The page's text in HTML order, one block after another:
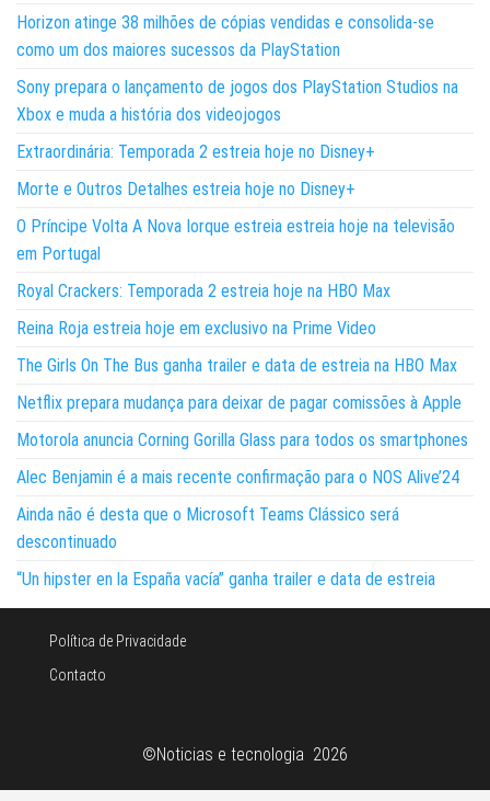
Horizon atinge 38 milhões de cópias vendidas e consolida-se
como um dos maiores sucessos da PlayStation
Sony prepara o lançamento de jogos dos PlayStation Studios na
Xbox e muda a história dos videojogos
Extraordinária: Temporada 2 estreia hoje no Disney+
Morte e Outros Detalhes estreia hoje no Disney+
O Príncipe Volta A Nova Iorque estreia estreia hoje na televisão
em Portugal
Royal Crackers: Temporada 2 estreia hoje na HBO Max
Reina Roja estreia hoje em exclusivo na Prime Video
The Girls On The Bus ganha trailer e data de estreia na HBO Max
Netflix prepara mudança para deixar de pagar comissões à Apple
Motorola anuncia Corning Gorilla Glass para todos os smartphones
Alec Benjamin é a mais recente confirmação para o NOS Alive’24
Ainda não é desta que o Microsoft Teams Clássico será
descontinuado
“Un hipster en la España vacía” ganha trailer e data de estreia
Política de Privacidade
Contacto
©Noticias e tecnologia 2026